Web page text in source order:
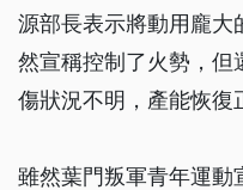
源部長表示將動用龐大
然宣稱控制了火勢，但
傷狀況不明，產能恢復
雖然葉門叛軍青年運動